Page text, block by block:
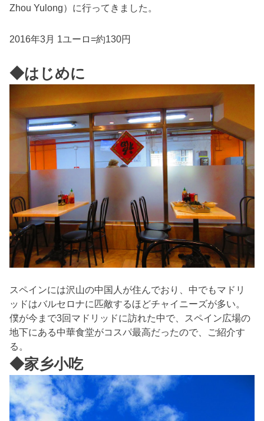
Zhou Yulong）に行ってきました。
2016年3月 1ユーロ=約130円
◆はじめに
スペインには沢山の中国人が住んでおり、中でもマドリ
ッドはバルセロナに匹敵するほどチャイニーズが多い。
僕が今まで3回マドリッドに訪れた中で、スペイン広場の
地下にある中華食堂がコスパ最高だったので、ご紹介す
る。
◆家乡小吃